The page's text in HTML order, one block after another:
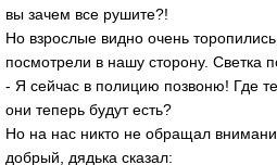
вы зачем все рушите?!
Но взрослые видно очень
посмотрели в нашу сторону. Светка
- Я сейчас в полицию позвоню! Где
они теперь будут есть?
Но на нас никто не обращал
добрый, дядька сказал: